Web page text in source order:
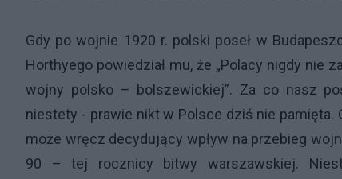
Gdy po wojnie 1920 r. polski poseł w
Horthyego powiedział mu, że „Polacy nigdy
wojny polsko – bolszewickiej”. Za co nasz
niestety - prawie nikt w Polsce dziś nie pamięta.
może wręcz decydujący wpływ na przebieg
90 – tej rocznicy bitwy warszawskiej.